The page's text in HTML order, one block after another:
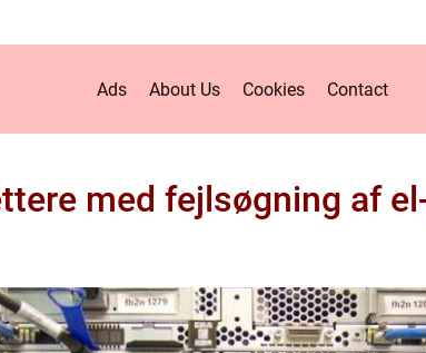
Ads About Us Cookies Contact
med fejlsøgning af